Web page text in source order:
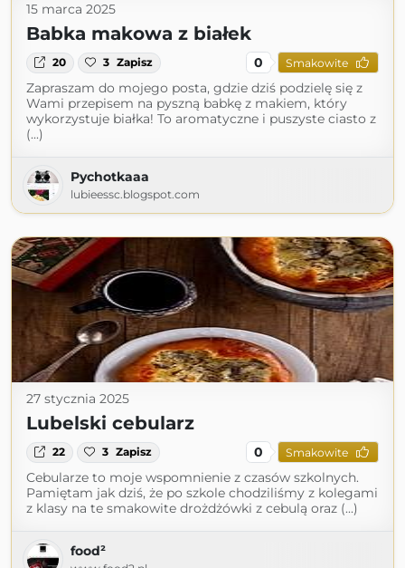
15 marca 2025
Babka makowa z białek
20 3 Zapisz 0 Smakowite
Zapraszam do mojego posta, gdzie dziś podzielę się z
Wami przepisem na pyszną babkę z makiem, który
wykorzystuje białka! To aromatyczne i puszyste ciasto z
(...)
Pychotkaaa
lubieessc.blogspot.com
27 stycznia 2025
Lubelski cebularz
22 3 Zapisz 0 Smakowite
Cebularze to moje wspomnienie z czasów szkolnych.
Pamiętam jak dziś, że po szkole chodziliśmy z kolegami
z klasy na te smakowite drożdżówki z cebulą oraz (...)
food²